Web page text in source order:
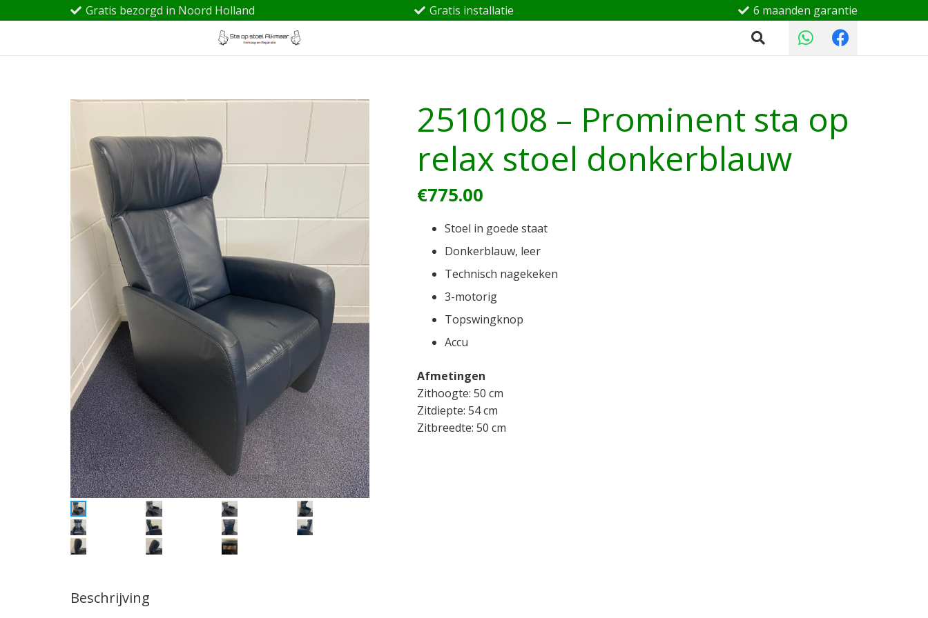
Gratis bezorgd in Noord Holland Gratis installatie 6 maanden garantie
2510108 – Prominent sta op
relax stoel donkerblauw
€775.00
Stoel in goede staat
Donkerblauw, leer
Technisch nagekeken
3-motorig
Topswingknop
Accu
Afmetingen
Zithoogte: 50 cm
Zitdiepte: 54 cm
Zitbreedte: 50 cm
Beschrijving